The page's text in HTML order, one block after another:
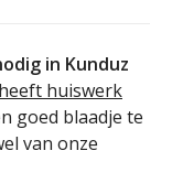
in Kunduz
huiswerk
goed blaadje te
van onze